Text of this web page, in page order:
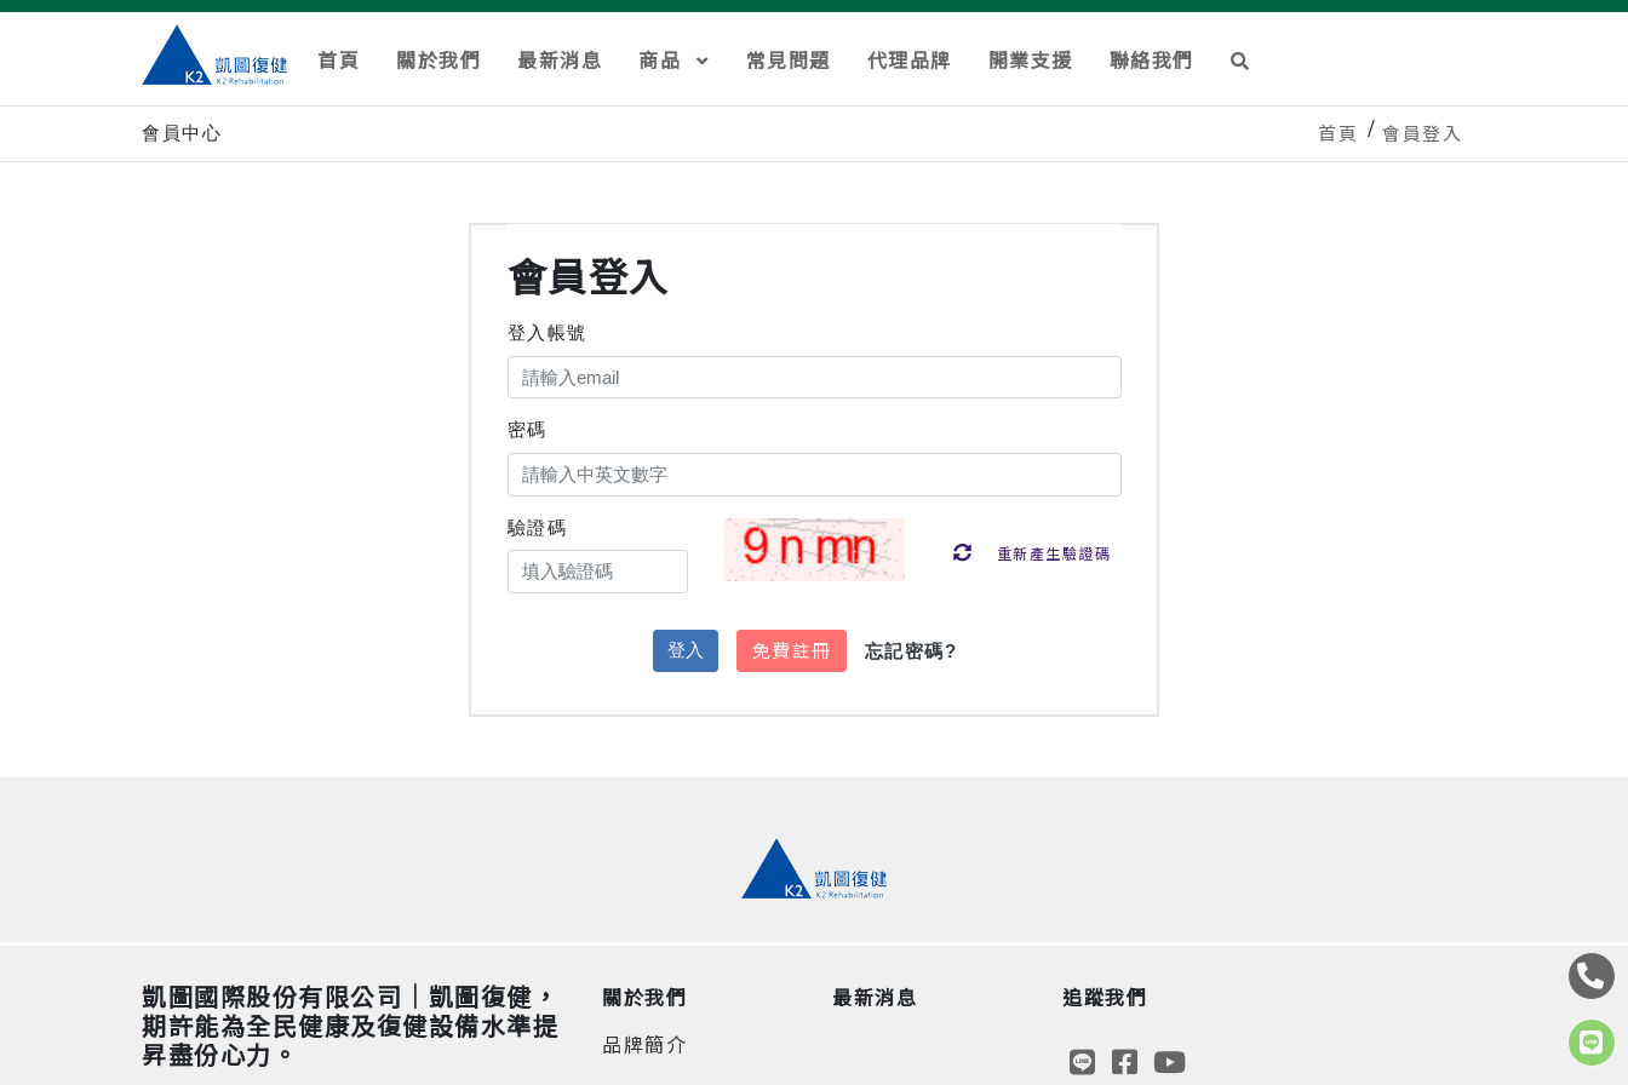
首頁 關於我們 最新消息 商品 常見問題 代理品牌 開業支援 聯絡我們
會員中心 首頁 會員登入
會員登入
登入帳號
密碼
驗證碼
重新產生驗證碼
免費註冊 忘記密碼?
凱圖國際股份有限公司｜凱圖復健，
期許能為全民健康及復健設備水準提
昇盡份心力。
關於我們
品牌簡介
最新消息 追蹤我們